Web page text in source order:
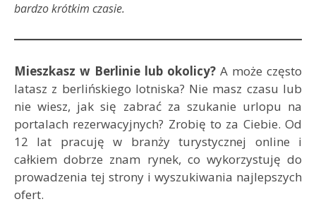
bardzo krótkim czasie.
Mieszkasz w Berlinie lub okolicy? A może często
latasz z berlińskiego lotniska? Nie masz czasu lub
nie wiesz, jak się zabrać za szukanie urlopu na
portalach rezerwacyjnych? Zrobię to za Ciebie. Od
12 lat pracuję w branży turystycznej online i
całkiem dobrze znam rynek, co wykorzystuję do
prowadzenia tej strony i wyszukiwania najlepszych
ofert.